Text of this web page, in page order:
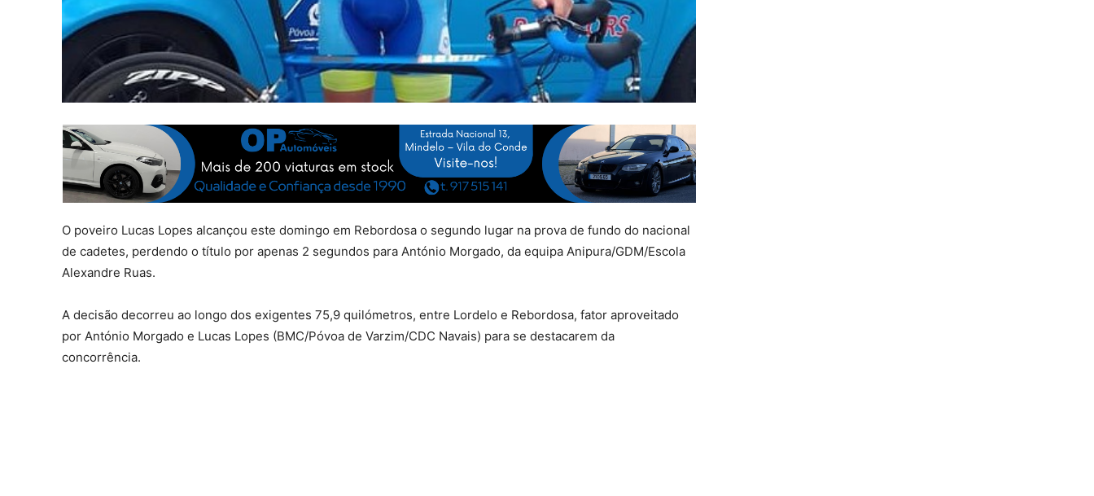
O poveiro Lucas Lopes alcançou este domingo em Rebordosa o segundo lugar na prova de fundo do nacional
de cadetes, perdendo o título por apenas 2 segundos para António Morgado, da equipa Anipura/GDM/Escola
Alexandre Ruas.
A decisão decorreu ao longo dos exigentes 75,9 quilómetros, entre Lordelo e Rebordosa, fator aproveitado
por António Morgado e Lucas Lopes (BMC/Póvoa de Varzim/CDC Navais) para se destacarem da
concorrência.